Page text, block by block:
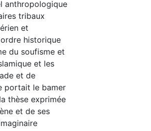
anthropologique
tribaux
et
historique
du soufisme et
et les
et de
portait le bamer
thèse exprimée
et de ses